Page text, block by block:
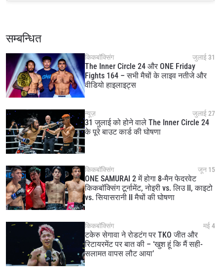
सम्बन्धित
किकबॉक्सिंग जुलाई 31
The Inner Circle 24 और ONE Friday
Fights 164 – सभी मैचों के लाइव नतीजे और
वीडियो हाइलाइट्स
न्यूज़ जुलाई 27
31 जुलाई को होने वाले The Inner Circle 24
के पूरे बाउट कार्ड की घोषणा
किकबॉक्सिंग जून 15
ONE SAMURAI 2 में होगा 8-मैन फेदरवेट
किकबॉक्सिंग टूर्नामेंट, नोइरी vs. लिउ II, काइटो
vs. सियासरानी II मैचों की घोषणा
किकबॉक्सिंग मई 4
टकेरु सेगावा ने रोडटंग पर TKO जीत और
रिटायरमेंट पर बात की – ‘खुश हूं कि मैं सही-
सलामत वापस लौट आया’
प्रतिद्वंद्वी
इवेंट
हाइलाइट्स देखें
to gain access to latest news, unlock special offers
and get first access to the best seats to our live
events.
ईमेल
नाम
By submitting this form, you are agreeing to our
collection, use and disclosure of your information
under ourPrivacy Policy. You may unsubscribe from
these communications at any time.